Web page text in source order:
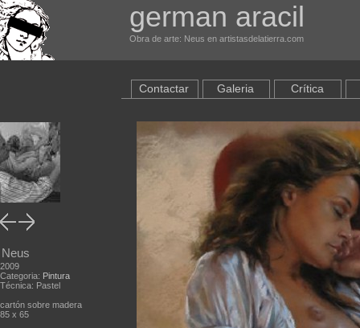
german aracil
Obra de arte: Neus en artistasdelatierra.com
Neus
2009
Categoria: Pintura
Técnica: Pastel
cartón sobre madera
85 x 65
Contactar Galeria Crítica